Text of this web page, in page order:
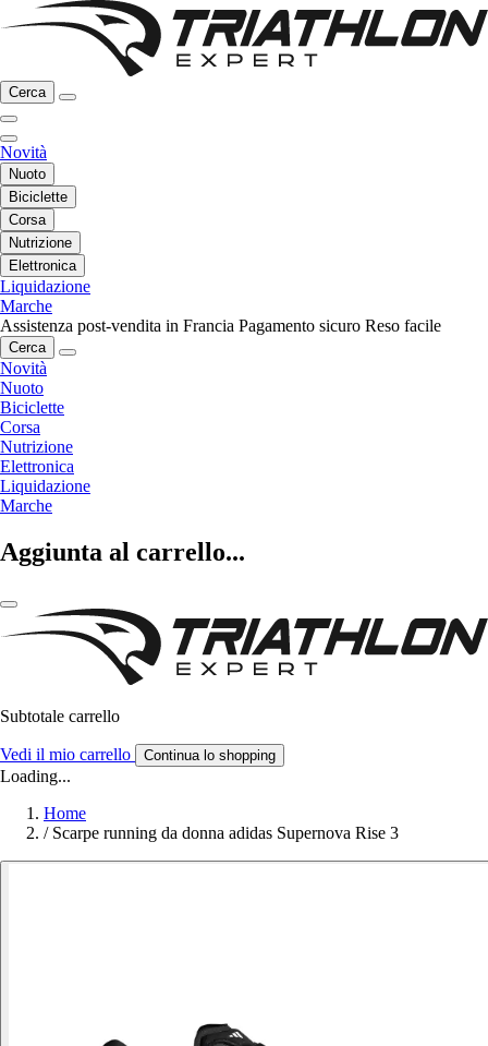
Cerca
Novità
Nuoto
Biciclette
Corsa
Nutrizione
Elettronica
Liquidazione
Marche
Assistenza post-vendita in Francia Pagamento sicuro Reso facile
Cerca
Novità
Nuoto
Biciclette
Corsa
Nutrizione
Elettronica
Liquidazione
Marche
Aggiunta al carrello...
Subtotale carrello
Vedi il mio carrello Continua lo shopping
Loading...
Home
/ Scarpe running da donna adidas Supernova Rise 3